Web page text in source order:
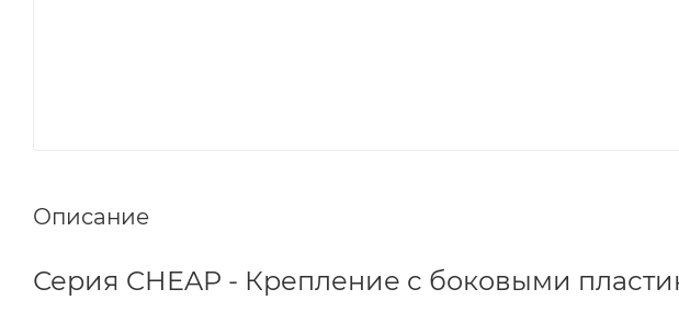
Описание
Серия CHEAP - Крепление с боковыми